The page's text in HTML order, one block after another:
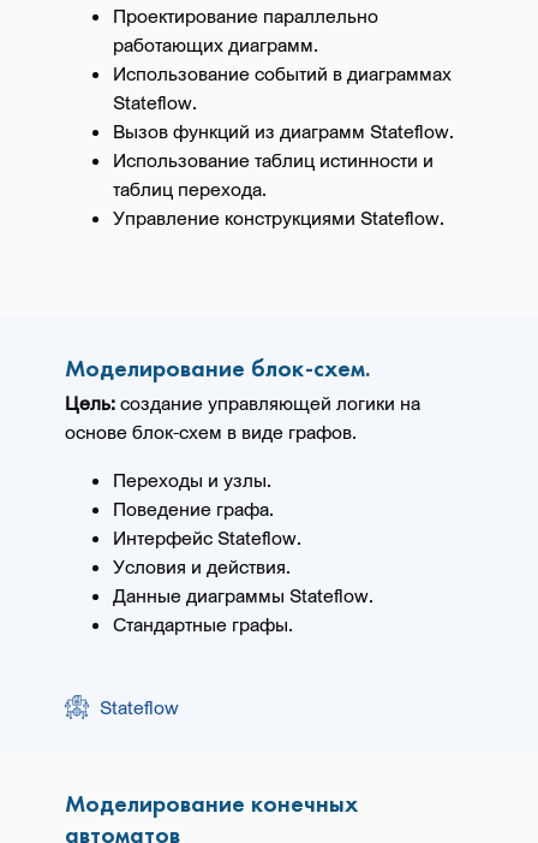
Проектирование параллельно
работающих диаграмм.
Использование событий в диаграммах
Stateflow.
Вызов функций из диаграмм Stateflow.
Использование таблиц истинности и
таблиц перехода.
Управление конструкциями Stateflow.
Моделирование блок-схем.
Цель: создание управляющей логики на
основе блок-схем в виде графов.
Переходы и узлы.
Поведение графа.
Интерфейс Stateflow.
Условия и действия.
Данные диаграммы Stateflow.
Стандартные графы.
Stateflow
Моделирование конечных
автоматов